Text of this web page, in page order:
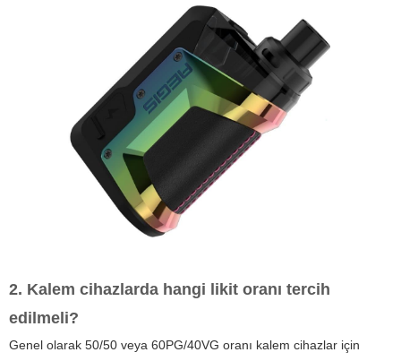
2. Kalem cihazlarda hangi likit oranı tercih
edilmeli?
Genel olarak 50/50 veya 60PG/40VG oranı kalem cihazlar için